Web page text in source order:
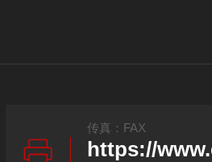
传真：FAX
https://